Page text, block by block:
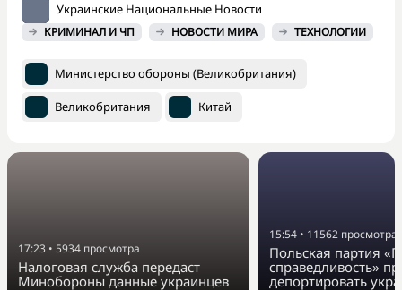
Украинские Национальные Новости
КРИМИНАЛ И ЧП НОВОСТИ МИРА ТЕХНОЛОГИИ
Министерство обороны (Великобритания)
Великобритания Китай
17:23 • 5934 просмотра
Налоговая служба передаст
Минобороны данные украинцев
15:54 • 11562 просмотра
Польская партия
справедливость»
депортировать